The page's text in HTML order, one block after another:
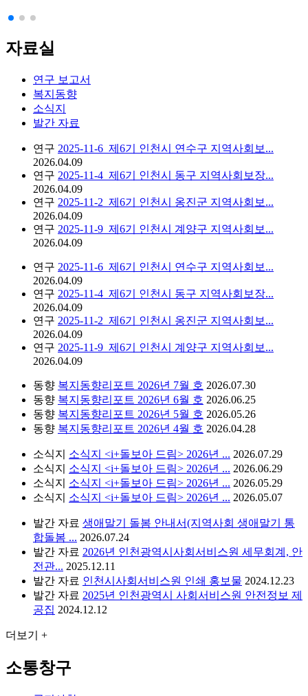
자료실
연구 보고서
복지동향
소식지
발간 자료
연구 2025-11-6_제6기 인천시 연수구 지역사회보...
2026.04.09
연구 2025-11-4_제6기 인천시 동구 지역사회보장...
2026.04.09
연구 2025-11-2_제6기 인천시 옹진군 지역사회보...
2026.04.09
연구 2025-11-9_제6기 인천시 계양구 지역사회보...
2026.04.09
연구 2025-11-6_제6기 인천시 연수구 지역사회보...
2026.04.09
연구 2025-11-4_제6기 인천시 동구 지역사회보장...
2026.04.09
연구 2025-11-2_제6기 인천시 옹진군 지역사회보...
2026.04.09
연구 2025-11-9_제6기 인천시 계양구 지역사회보...
2026.04.09
동향 복지동향리포트 2026년 7월 호 2026.07.30
동향 복지동향리포트 2026년 6월 호 2026.06.25
동향 복지동향리포트 2026년 5월 호 2026.05.26
동향 복지동향리포트 2026년 4월 호 2026.04.28
소식지 소식지 <i+돌보아 드림> 2026년 ... 2026.07.29
소식지
소식지 <i+돌보아 드림> 2026년 ... 2026.06.29
소식지
소식지 <i+돌보아 드림> 2026년 ... 2026.05.29
소식지
소식지 <i+돌보아 드림> 2026년 ... 2026.05.07
발간 자료 생애말기 돌봄 안내서(지역사회 생애말기 통
합돌봄 ... 2026.07.24
발간 자료 2026년 인천광역시사회서비스원 세무회계, 안
전관... 2025.12.11
발간 자료 인천시사회서비스원 인쇄 홍보물 2024.12.23
발간 자료 2025년 인천광역시 사회서비스원 안전정보 제
공집 2024.12.12
더보기 +
소통창구